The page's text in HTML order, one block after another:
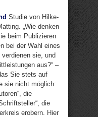
Studie von Hilke-
„Wie denken
beim Publizieren
bei der Wahl eines
sie, und
aus?“ –
Sie stets auf
sie nicht möglich:
die
die
erobern. Hier